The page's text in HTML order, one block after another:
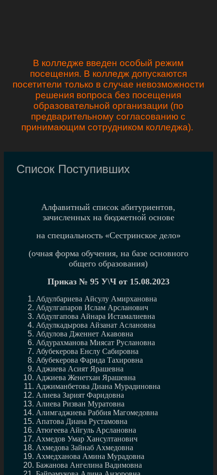
В колледже введен особый режим
посещения. В колледж допускаются
посетители только в случае невозможности
решения вопроса без посещения
образовательной организации (по
предварительному согласованию с
принимающим сотрудником колледжа).
Список Поступивших
Алфавитный список абитуриентов,
зачисленныхна бюджетной основе
на специальность «Сестринское дело»
(очная форма обучения, на базе основного
общего образования)
Приказ № 95 У\Ч от 15.08.2023
Абдулбариева Айсулу Амирхановна
Абдулгапаров Ислам Арсланович
Абдулгапова Айнара Истамалиевна
Абдулкадырова Айзанат Аслановна
Абдулова Дженнет Акавовна
Абдурахманова Миясат Руслановна
Абубекерова Енслу Сабировна
Абубекерова Фарида Тахировна
Аджиева Асият Ярашевна
Аджиева Женетхан Ярашевна
Аджиманбетова Диана Мурадиновна
Алиева Зарият Фаридовна
Алиева Ризван Муратовна
Алимгаджиева Раббия Магомедовна
Апатова Диана Рустамовна
Атюгеева Айгуль Арслановна
Ахмедов Умар Хансултанович
Ахмедова Зайнаб Ахмедовна
Ахмедханова Амина Мурадовна
Бажанова Ангелина Вадимовна